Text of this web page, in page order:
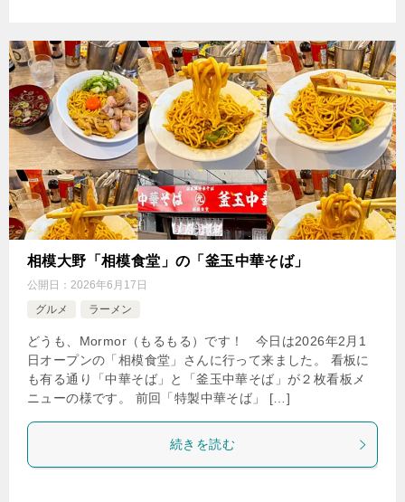
相模大野「相模食堂」の「釜玉中華そば」
公開日： 2026年6月17日
グルメ
ラーメン
どうも、Mormor（もるもる）です！ 今日は2026年2月1
日オープンの「相模食堂」さんに行って来ました。 看板に
も有る通り「中華そば」と「釜玉中華そば」が２枚看板メ
ニューの様です。 前回「特製中華そば」 […]
続きを読む